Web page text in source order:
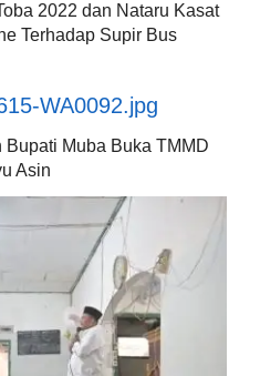
2022 dan Nataru Kasat
Terhadap Supir Bus
Muba Buka TMMD
Asin